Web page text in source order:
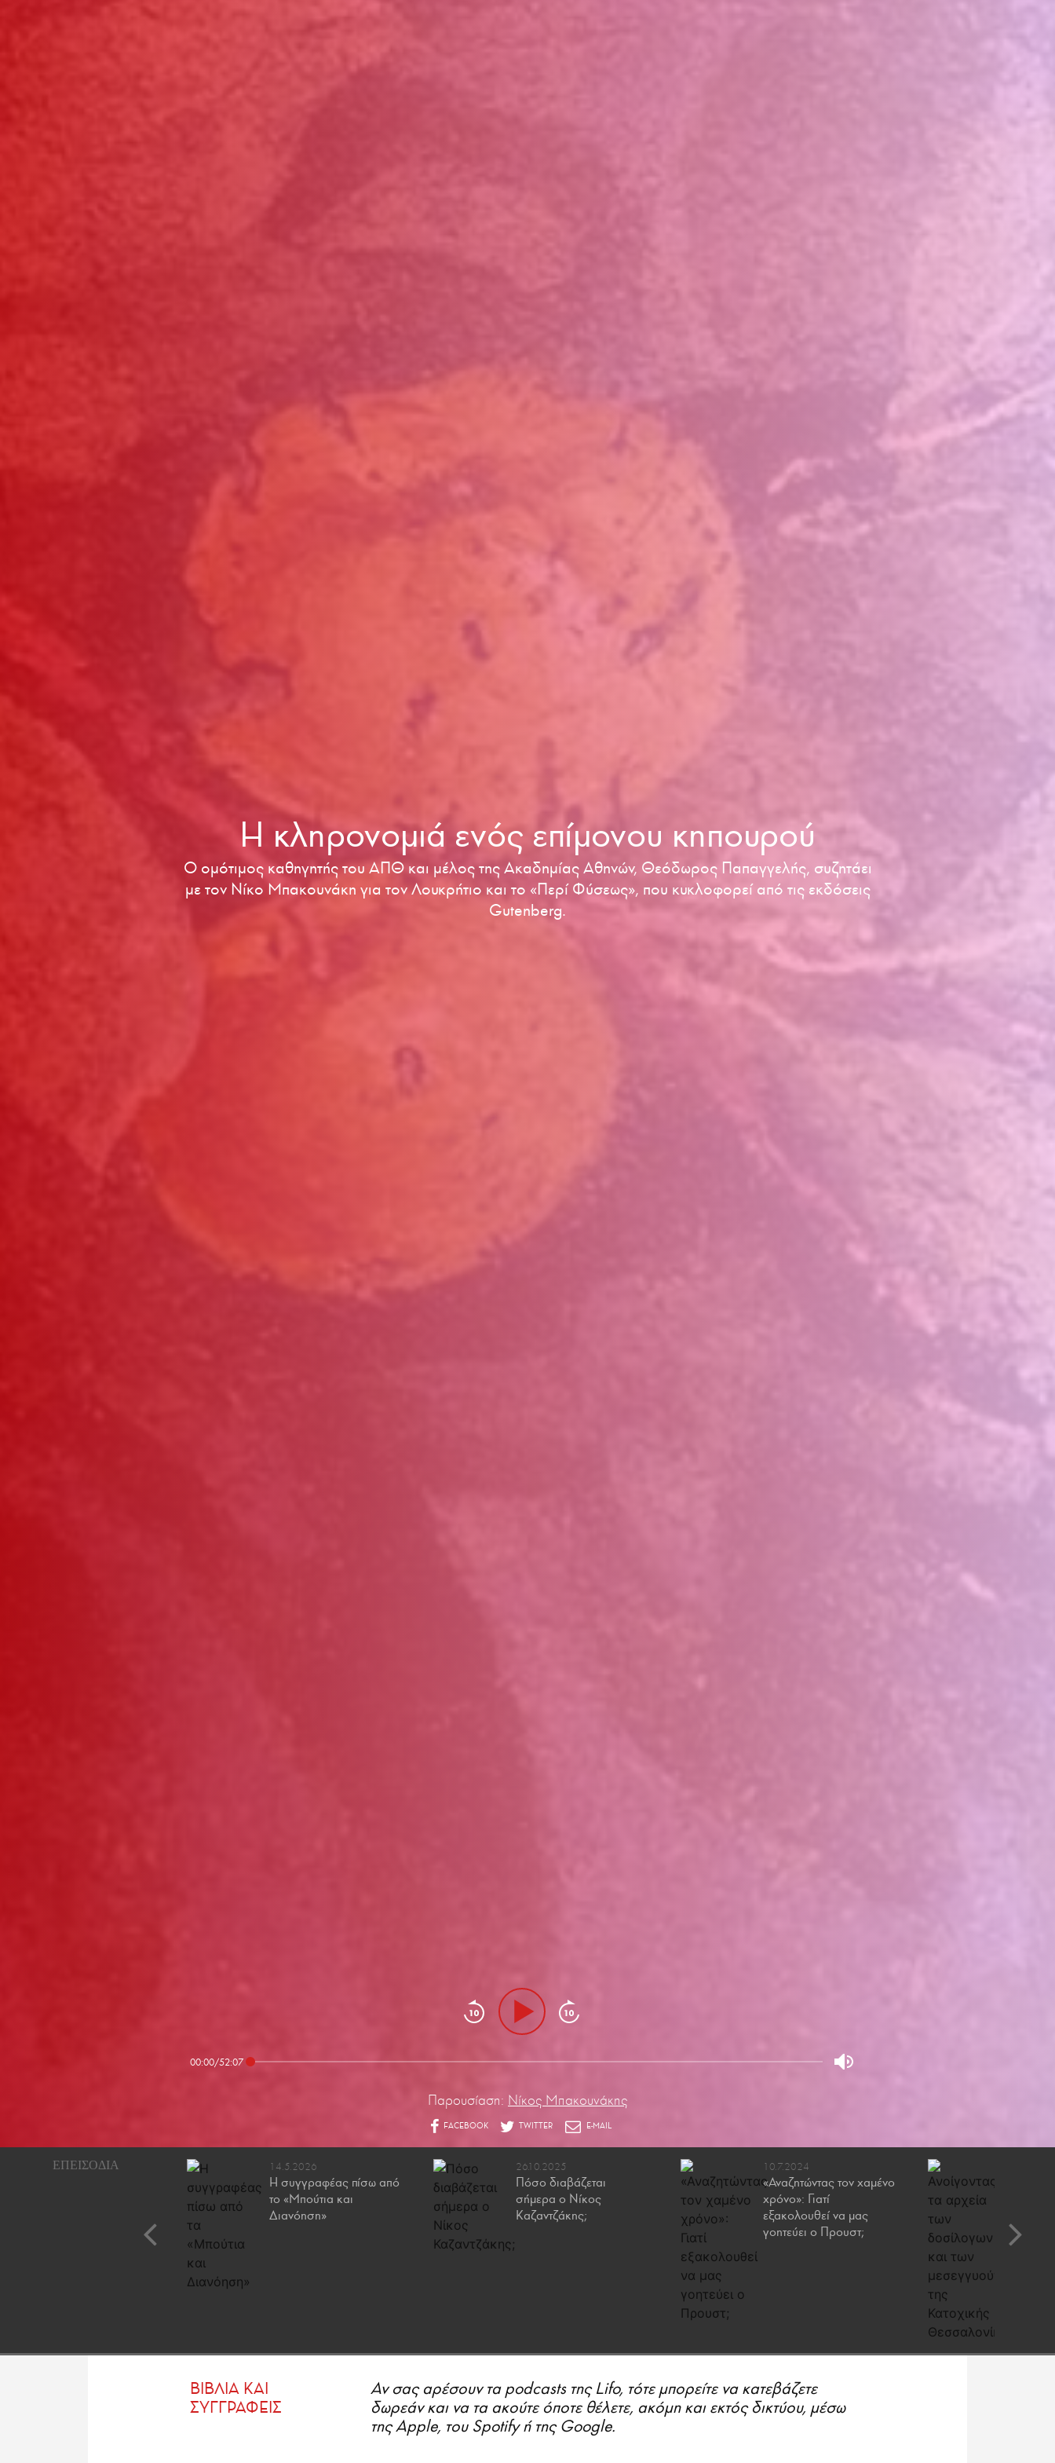
Η κληρονομιά ενός επίμονου κηπουρού
Ο ομότιμος καθηγητής του ΑΠΘ και μέλος της Ακαδημίας Αθηνών, Θεόδωρος Παπαγγελής, συζητάει
με τον Νίκο Μπακουνάκη για τον Λουκρήτιο και το «Περί Φύσεως», που κυκλοφορεί από τις εκδόσεις
Gutenberg.
00:00/52:07
Παρουσίαση: Νίκος Μπακουνάκης
25.7.2023 14.5.2026
Η συγγραφέας πίσω από
τo «Μπούτια και
Διανόηση»
26.10.2025
Πόσο διαβάζεται
σήμερα ο Νίκος
Καζαντζάκης;
10.7.2024
«Αναζητώντας τον χαμένο
χρόνο»: Γιατί
εξακολουθεί να μας
γοητεύει ο Προυστ;
ΒΙΒΛΙΑ ΚΑΙ
ΣΥΓΓΡΑΦΕΙΣ
Αν σας αρέσουν τα podcasts της Lifo, τότε μπορείτε να κατεβάζετε
δωρεάν και να τα ακούτε όποτε θέλετε, ακόμη και εκτός δικτύου, μέσω
της Apple, του Spotify ή της Google.